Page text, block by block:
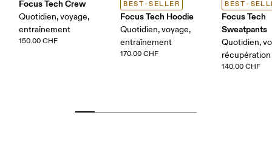
Focus Tech Crew
Quotidien, voyage,
entraînement
150.00 CHF
BEST-SELLER
Focus Tech Hoodie
Quotidien, voyage,
entraînement
170.00 CHF
BEST-
Focus Tech
Sweatpants
Quotidien,
récupération
140.00 CHF